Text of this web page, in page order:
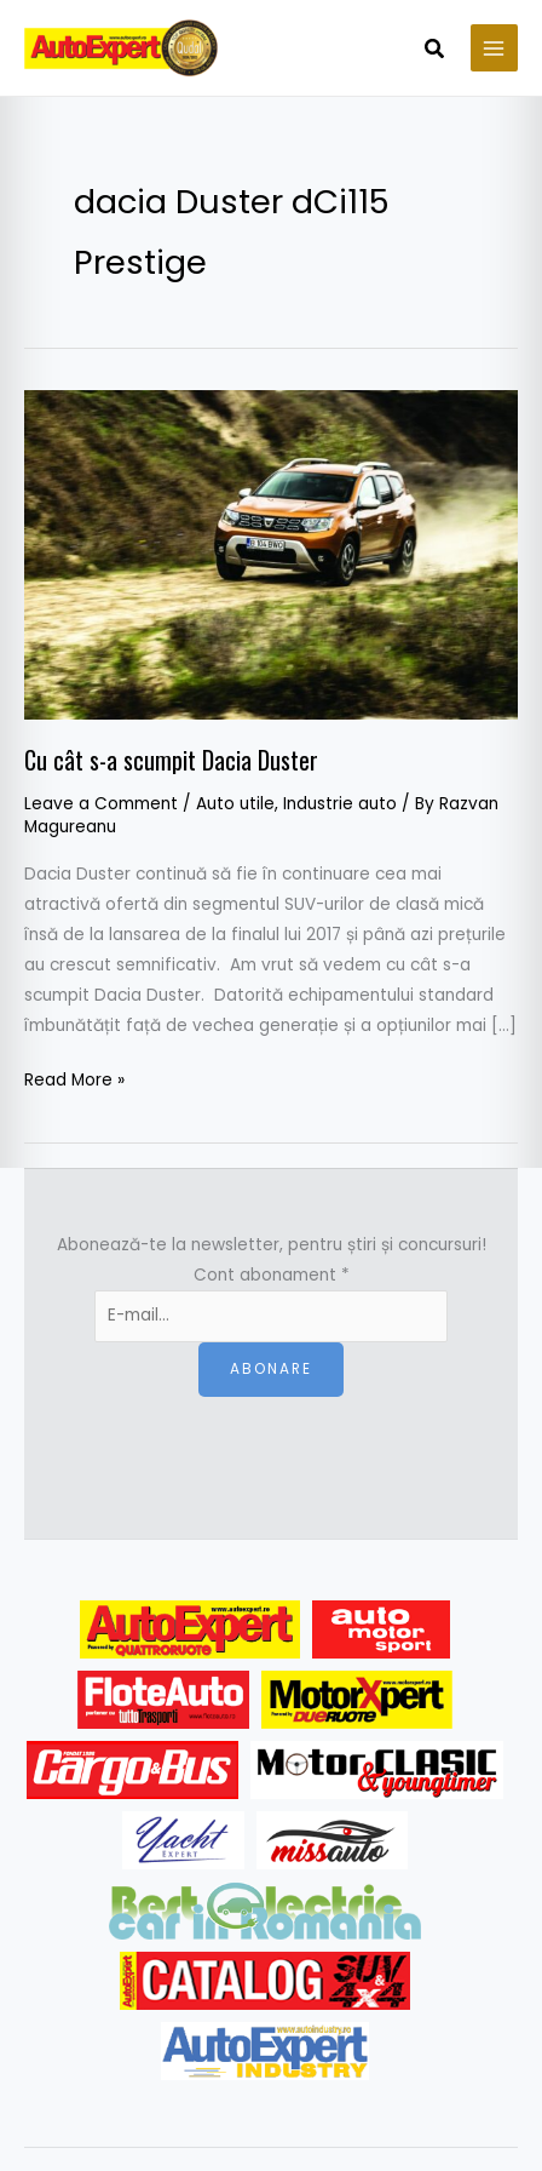
content
Search
dacia Duster dCi115
Prestige
Cu cât s-a scumpit Dacia Duster
Leave a Comment / Auto utile, Industrie auto / By Razvan
Magureanu
Dacia Duster continuă să fie în continuare cea mai
atractivă ofertă din segmentul SUV-urilor de clasă mică
însă de la lansarea de la finalul lui 2017 și până azi prețurile
au crescut semnificativ. Am vrut să vedem cu cât s-a
scumpit Dacia Duster. Datorită echipamentului standard
îmbunătățit față de vechea generație și a opțiunilor mai […]
Cu
cât
s-
a
scumpit
Dacia
Duster
Read More »
Abonează-te la newsletter, pentru știri și concursuri!
Cont abonament *
ABONARE